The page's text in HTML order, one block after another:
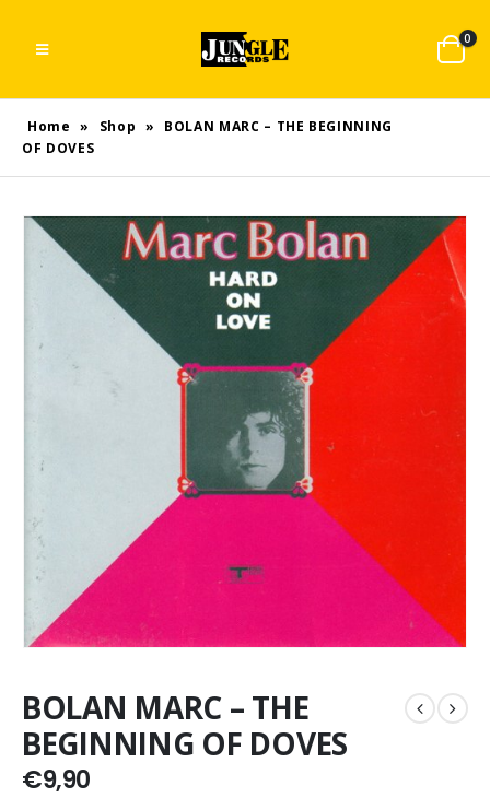
0
Home » Shop »
BOLAN MARC – THE BEGINNING
OF DOVES
BOLAN MARC – THE
BEGINNING OF DOVES
€9,90